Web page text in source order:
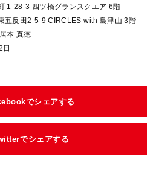
28-3 四ツ橋グランスクエア 6階
反田2-5-9 CIRCLES with 島津山 3階
真徳
でシェアする
でシェアする